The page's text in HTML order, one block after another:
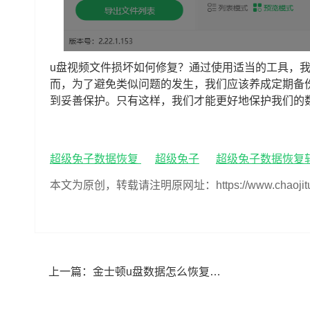
u盘视频文件损坏如何修复？通过使用适当的工具，
而，为了避免类似问题的发生，我们应该养成定期
到妥善保护。只有这样，我们才能更好地保护我们
超级兔子数据恢复 超级兔子 超级兔子数据恢复
本文为原创，转载请注明原网址：https://
上一篇： 金士顿u盘数据怎么恢复回来,金士顿u盘如何恢复数据